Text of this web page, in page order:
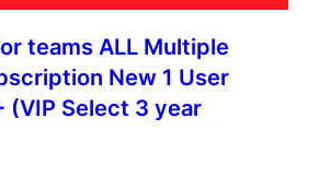
teams ALL Multiple
New 1 User
(VIP Select 3 year